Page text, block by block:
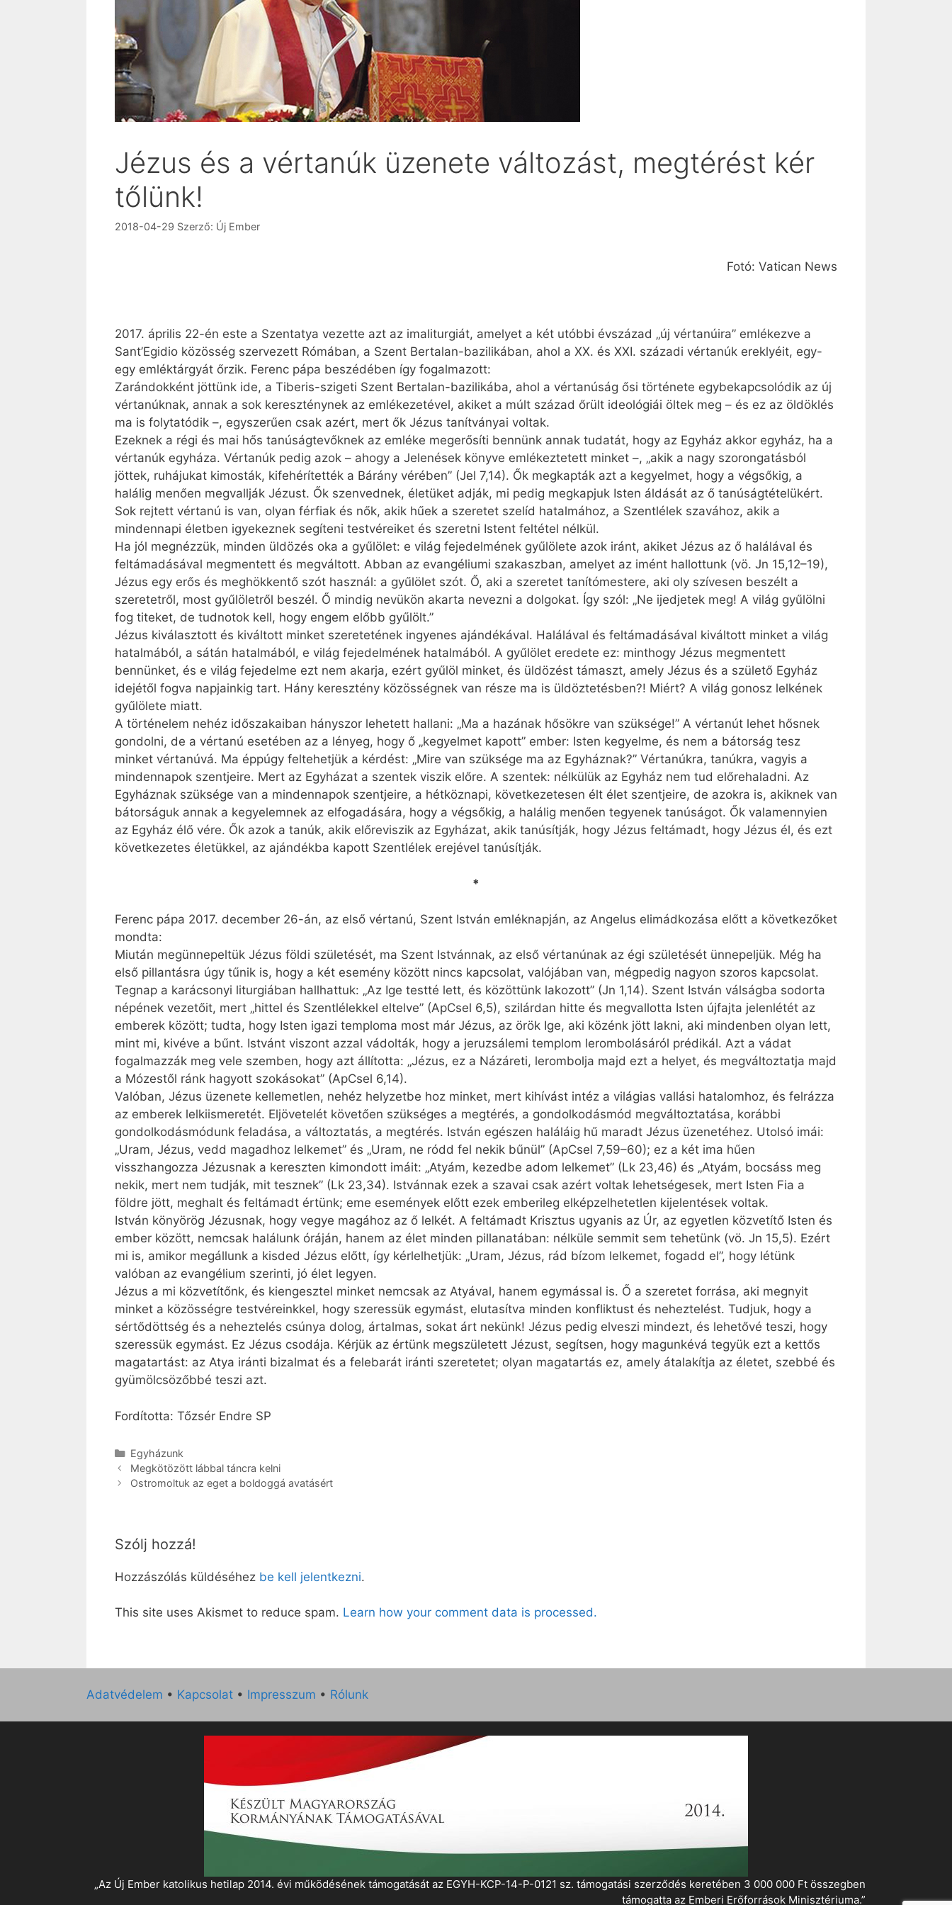
Jézus és a vértanúk üzenete változást, megtérést kér
tőlünk!
2018-04-29 Szerző: Új Ember
Fotó: Vatican News
2017. április 22-én este a Szentatya vezette azt az imaliturgiát, amelyet a két utóbbi évszázad „új vértanúira” emlékezve a
Sant’Egidio közösség szervezett Rómában, a Szent Bertalan-bazilikában, ahol a XX. és XXI. századi vértanúk ereklyéit, egy-
egy emléktárgyát őrzik. Ferenc pápa beszédében így fogalmazott:
Zarándokként jöttünk ide, a Tiberis-szigeti Szent Bertalan-bazilikába, ahol a vértanúság ősi története egybekapcsolódik az új
vértanúknak, annak a sok kereszténynek az emlékezetével, akiket a múlt század őrült ideológiái öltek meg – és ez az öldöklés
ma is folytatódik –, egyszerűen csak azért, mert ők Jézus tanítványai voltak.
Ezeknek a régi és mai hős tanúságtevőknek az emléke megerősíti bennünk annak tudatát, hogy az Egyház akkor egyház, ha a
vértanúk egyháza. Vértanúk pedig azok – ahogy a Jelenések könyve emlékeztetett minket –, „akik a nagy szorongatásból
jöttek, ruhájukat kimosták, kifehérítették a Bárány vérében” (Jel 7,14). Ők megkapták azt a kegyelmet, hogy a végsőkig, a
halálig menően megvallják Jézust. Ők szenvednek, életüket adják, mi pedig megkapjuk ­Isten áldását az ő tanúságtételükért.
Sok rejtett vértanú is van, olyan férfiak és nők, akik hűek a szeretet szelíd hatalmához, a Szentlélek szavához, akik a
mindennapi életben igyekeznek segíteni testvéreiket és szeretni Istent feltétel nélkül.
Ha jól megnézzük, minden üldözés oka a gyűlölet: e világ fejedelmének gyűlölete azok iránt, akiket Jézus az ő halálával és
feltámadásával megmentett és megváltott. Abban az evangéliumi szakaszban, amelyet az imént hallottunk (vö. Jn 15,12–19),
Jézus egy erős és meghökkentő szót használ: a gyűlölet szót. Ő, aki a szeretet tanítómestere, aki oly szívesen beszélt a
szeretetről, most gyűlöletről beszél. Ő mindig nevükön akarta nevezni a dolgokat. Így szól: „Ne ijedjetek meg! A világ gyűlölni
fog titeket, de tudnotok kell, hogy engem előbb gyűlölt.”
Jézus kiválasztott és kiváltott minket szeretetének ingyenes ajándékával. Halálával és feltámadásával kiváltott minket a világ
hatalmából, a sátán hatalmából, e világ fejedelmének hatalmából. A gyűlölet eredete ez: minthogy Jézus megmentett
bennünket, és e világ fejedelme ezt nem akarja, ezért gyűlöl minket, és üldözést támaszt, amely Jézus és a születő Egyház
idejétől fogva napjainkig tart. Hány keresztény közösségnek van része ma is üldöztetésben?! Miért? A világ gonosz lelkének
gyűlölete miatt.
A történelem nehéz időszakaiban hányszor lehetett hallani: „Ma a hazának hősökre van szüksége!” A vértanút lehet hősnek
gondolni, de a vértanú esetében az a lényeg, hogy ő „kegyelmet kapott” ember: Isten kegyelme, és nem a bátorság tesz
minket vértanúvá. Ma éppúgy feltehetjük a kérdést: „Mire van szüksége ma az Egyháznak?” Vértanúkra, tanúkra, vagyis a
mindennapok szentjeire. Mert az Egyházat a szentek viszik előre. A szentek: nélkülük az Egyház nem tud előrehaladni. Az
Egyháznak szüksége van a mindennapok szentjeire, a hétköznapi, következetesen élt élet szentjeire, de azokra is, akiknek van
bátorságuk annak a kegyelemnek az elfogadására, hogy a végsőkig, a halálig menően tegyenek tanúságot. Ők valamennyien
az Egyház élő vére. Ők azok a tanúk, akik előreviszik az Egyházat, akik tanúsítják, hogy Jézus feltámadt, hogy Jézus él, és ezt
következetes életükkel, az ajándékba kapott Szentlélek erejével tanúsítják.
*
Ferenc pápa 2017. december 26-án, az első vértanú, Szent István emléknapján, az Angelus elimádkozása előtt a következőket
mondta:
Miután megünnepeltük Jézus földi születését, ma Szent Istvánnak, az első vértanúnak az égi születését ünnepeljük. Még ha
első pillantásra úgy tűnik is, hogy a két esemény között nincs kapcsolat, valójában van, mégpedig nagyon szoros kapcsolat.
Tegnap a karácsonyi liturgiában hallhattuk: „Az Ige testté lett, és közöttünk lakozott” (Jn 1,14). Szent István válságba sodorta
népének vezetőit, mert „hittel és Szentlélekkel eltelve” (ApCsel 6,5), szilárdan hitte és megvallotta Isten újfajta jelenlétét az
emberek között; tudta, hogy Isten igazi temploma most már Jézus, az örök Ige, aki közénk jött lakni, aki mindenben olyan lett,
mint mi, kivéve a bűnt. Istvánt viszont azzal vádolták, hogy a jeruzsálemi templom lerombolásáról prédikál. Azt a vádat
fogalmazzák meg vele szemben, hogy azt állította: „Jézus, ez a Názáreti, lerombolja majd ezt a helyet, és megváltoztatja majd
a Mózestől ránk hagyott szokásokat” (ApCsel 6,14).
Valóban, Jézus üzenete kellemetlen, nehéz helyzetbe hoz minket, mert kihívást intéz a világias vallási hatalomhoz, és felrázza
az emberek lelkiismeretét. Eljövetelét követően szükséges a megtérés, a gondolkodásmód megváltoztatása, korábbi
gondolkodásmódunk feladása, a változtatás, a megtérés. István egészen haláláig hű maradt Jézus üzenetéhez. Utolsó imái:
„Uram, Jézus, vedd magadhoz lelkemet” és „Uram, ne ródd fel nekik bűnül” (ApCsel 7,59–60); ez a két ima hűen
visszhangozza Jézusnak a kereszten kimondott imáit: „Atyám, kezedbe adom lelkemet” (Lk 23,46) és „Atyám, bocsáss meg
nekik, mert nem tudják, mit tesznek” (Lk 23,34). Istvánnak ezek a szavai csak azért voltak lehetségesek, mert Isten Fia a
földre jött, meghalt és feltámadt értünk; eme események előtt ezek emberileg elképzelhetetlen kijelentések voltak.
István könyörög Jézusnak, hogy vegye magához az ő lelkét. A feltámadt Krisztus ugyanis az Úr, az egyetlen közvetítő Isten és
ember között, nemcsak halálunk óráján, hanem az élet minden pillanatában: nélküle semmit sem tehetünk (vö. Jn 15,5). Ezért
mi is, amikor megállunk a kisded Jézus előtt, így kérlelhetjük: „Uram, Jézus, rád bízom lelkemet, fogadd el”, hogy létünk
valóban az evangélium szerinti, jó élet legyen.
Jézus a mi közvetítőnk, és kiengesztel minket nemcsak az Atyával, hanem egymással is. Ő a szeretet forrása, aki megnyit
minket a közösségre testvéreinkkel, hogy szeressük egymást, elutasítva minden konfliktust és neheztelést. Tudjuk, hogy a
sértődöttség és a neheztelés csúnya dolog, ártalmas, sokat árt nekünk! ­Jézus pedig elveszi mindezt, és lehetővé teszi, hogy
szeressük egymást. Ez Jézus csodája. Kérjük az értünk megszületett Jézust, segítsen, hogy magunkévá tegyük ezt a kettős
magatartást: az Atya iránti bizalmat és a felebarát iránti szeretetet; olyan magatartás ez, amely átalakítja az életet, szebbé és
gyümölcsözőbbé teszi azt.
Fordította: Tőzsér Endre SP
Kategória
Egyházunk
Megkötözött lábbal táncra kelni
Ostromoltuk az eget a boldoggá avatásért
Szólj hozzá!
Hozzászólás küldéséhez be kell jelentkezni.
This site uses Akismet to reduce spam. Learn how your comment data is processed.
Adatvédelem • Kapcsolat • Impresszum • Rólunk
„Az Új Ember katolikus hetilap 2014. évi működésének támogatását az EGYH-KCP-14-P-0121 sz. támogatási szerződés keretében 3 000 000 Ft összegben
támogatta az Emberi Erőforrások Minisztériuma.”